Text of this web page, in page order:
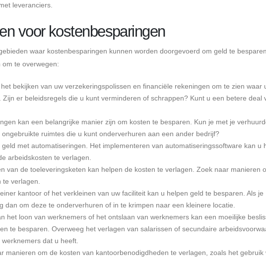
leveranciers.
voor kostenbesparingen
waar kostenbesparingen kunnen worden doorgevoerd om geld te
te overwegen:
bekijken van uw verzekeringspolissen en financiële rekeningen om te zien waar
er beleidsregels die u kunt verminderen of schrappen? Kunt u een betere deal
kan een belangrijke manier zijn om kosten te besparen. Kun je met je
ruimtes die u kunt onderverhuren aan een ander bedrijf?
met automatiseringen. Het implementeren van automatiseringssoftware kan u
arbeidskosten te verlagen.
van de toeleveringsketen kan helpen de kosten te verlagen. Zoek naar manieren
verlagen.
kantoor of het verkleinen van uw faciliteit kan u helpen geld te besparen. Als je
dan om deze te onderverhuren of in te krimpen naar een kleinere locatie.
het loon van werknemers of het ontslaan van werknemers kan een moeilijke
te besparen. Overweeg het verlagen van salarissen of secundaire
dat u heeft.
manieren om de kosten van kantoorbenodigdheden te verlagen, zoals het gebruik